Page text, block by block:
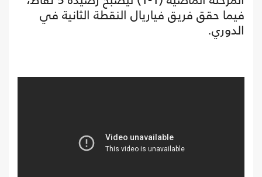
فيما حقق فريق فياريال النقطة الثانية في
الدوري.